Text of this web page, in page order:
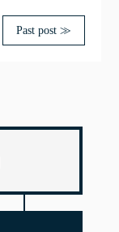
Past post ≫